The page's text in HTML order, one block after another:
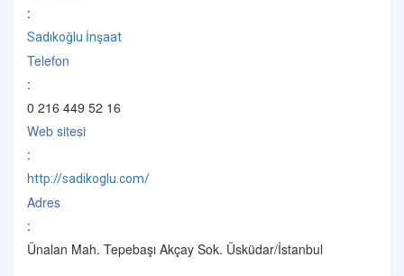
:
Sadıkoğlu İnşaat
Telefon
:
0 216 449 52 16
Web sitesi
:
http://sadikoglu.com/
Adres
:
Ünalan Mah. Tepebaşı Akçay Sok. Üsküdar/İstanbul